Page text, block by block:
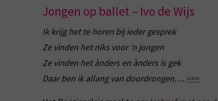
Jongen op ballet – Ivo de Wijs
Ik krijg het te horen bij ieder gesprek
Ze vinden het niks voor ’n jongen
Ze vinden het ànders en ànders is gek
Daar ben ik allang van doordrongen…. >>>